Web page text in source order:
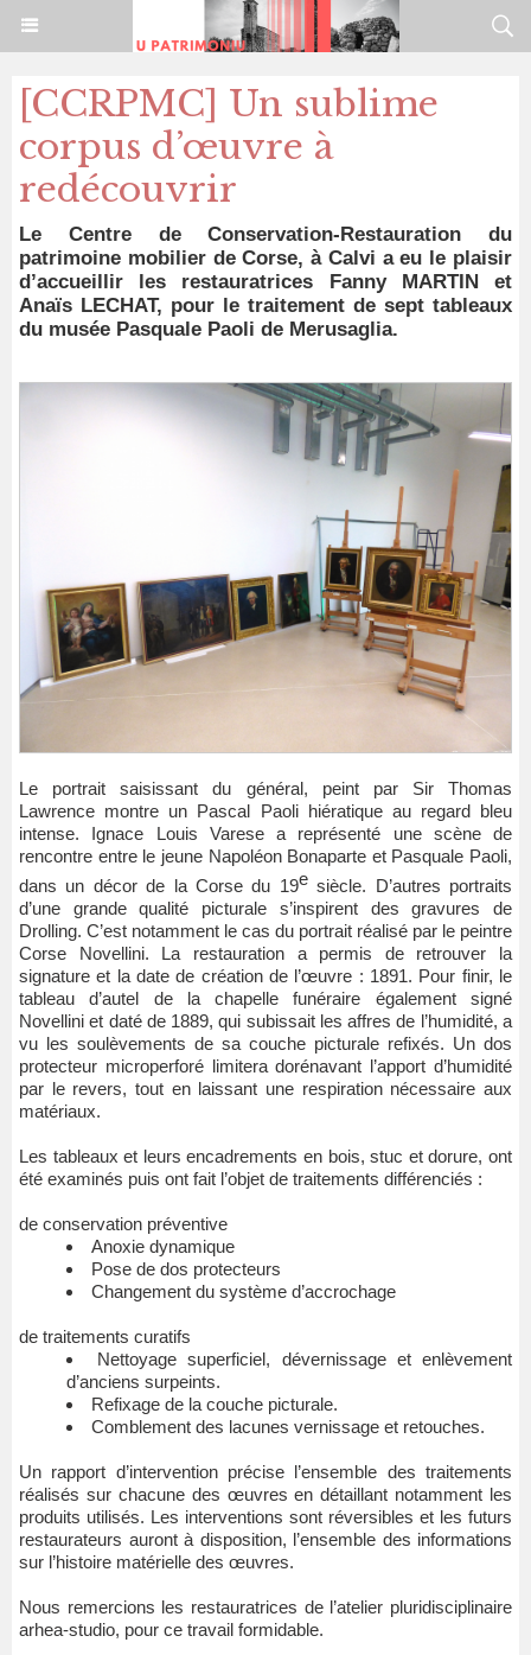
[CCRPMC] Un sublime
corpus d’œuvre à
redécouvrir
Le Centre de Conservation-Restauration du
patrimoine mobilier de Corse, à Calvi a eu le plaisir
d’accueillir les restauratrices Fanny MARTIN et
Anaïs LECHAT, pour le traitement de sept tableaux
du musée Pasquale Paoli de Merusaglia.
Le portrait saisissant du général, peint par Sir Thomas
Lawrence montre un Pascal Paoli hiératique au regard bleu
intense. Ignace Louis Varese a représenté une scène de
rencontre entre le jeune Napoléon Bonaparte et Pasquale Paoli,
dans un décor de la Corse du 19esiècle. D’autres portraits
d’une grande qualité picturale s’inspirent des gravures de
Drolling. C’est notamment le cas du portrait réalisé par le peintre
Corse Novellini. La restauration a permis de retrouver la
signature et la date de création de l’œuvre : 1891. Pour finir, le
tableau d’autel de la chapelle funéraire également signé
Novellini et daté de 1889, qui subissait les affres de l’humidité, a
vu les soulèvements de sa couche picturale refixés. Un dos
protecteur microperforé limitera dorénavant l’apport d’humidité
par le revers, tout en laissant une respiration nécessaire aux
matériaux.
Les tableaux et leurs encadrements en bois, stuc et dorure, ont
été examinés puis ont fait l’objet de traitements différenciés :
de conservation préventive
Anoxie dynamique
Pose de dos protecteurs
Changement du système d’accrochage
de traitements curatifs
Nettoyage superficiel, dévernissage et enlèvement
d’anciens surpeints.
Refixage de la couche picturale.
Comblement des lacunes vernissage et retouches.
Un rapport d’intervention précise l’ensemble des traitements
réalisés sur chacune des œuvres en détaillant notamment les
produits utilisés. Les interventions sont réversibles et les futurs
restaurateurs auront à disposition, l’ensemble des informations
sur l’histoire matérielle des œuvres.
Nous remercions les restauratrices de l’atelier pluridisciplinaire
arhea-studio, pour ce travail formidable.